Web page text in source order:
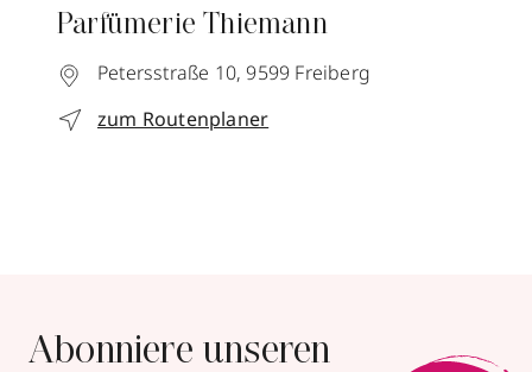
Parfümerie Thiemann
Petersstraße 10, 9599 Freiberg
zum Routenplaner
Abonniere unseren